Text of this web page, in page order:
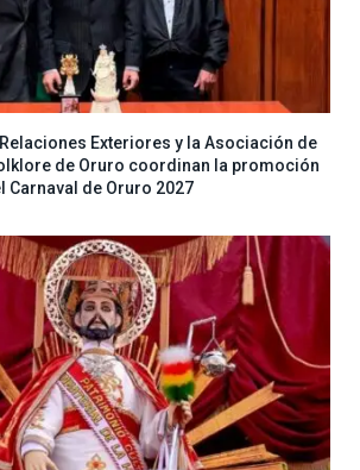
Exteriores y la Asociación de
de Oruro coordinan la promoción
Carnaval de Oruro 2027